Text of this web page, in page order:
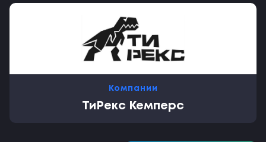
Компании
ТиРекс Кемперс